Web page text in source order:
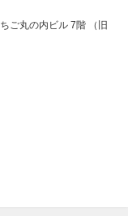
ご丸の内ビル 7階 （旧